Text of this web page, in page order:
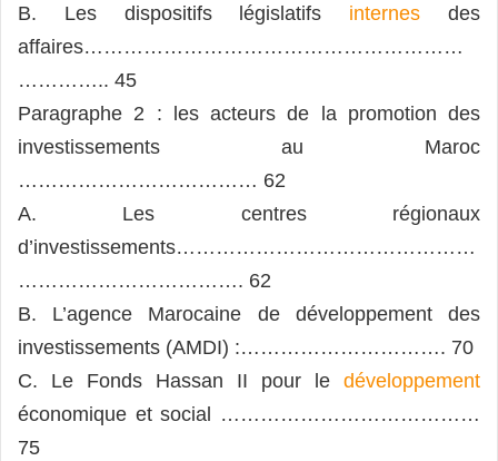
B. Les dispositifs législatifs internes des
affaires…………………………………………………
………….. 45
Paragraphe 2 : les acteurs de la promotion des
investissements au Maroc
……………………………… 62
A. Les centres régionaux
d’investissements………………………………………
……………………………. 62
B. L’agence Marocaine de développement des
investissements (AMDI) :…………………………. 70
C. Le Fonds Hassan II pour le développement
économique et social …………………………………
75